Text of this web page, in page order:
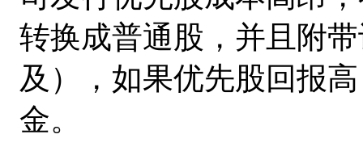
转换成普通股，并且附
及），如果优先股回报
金。